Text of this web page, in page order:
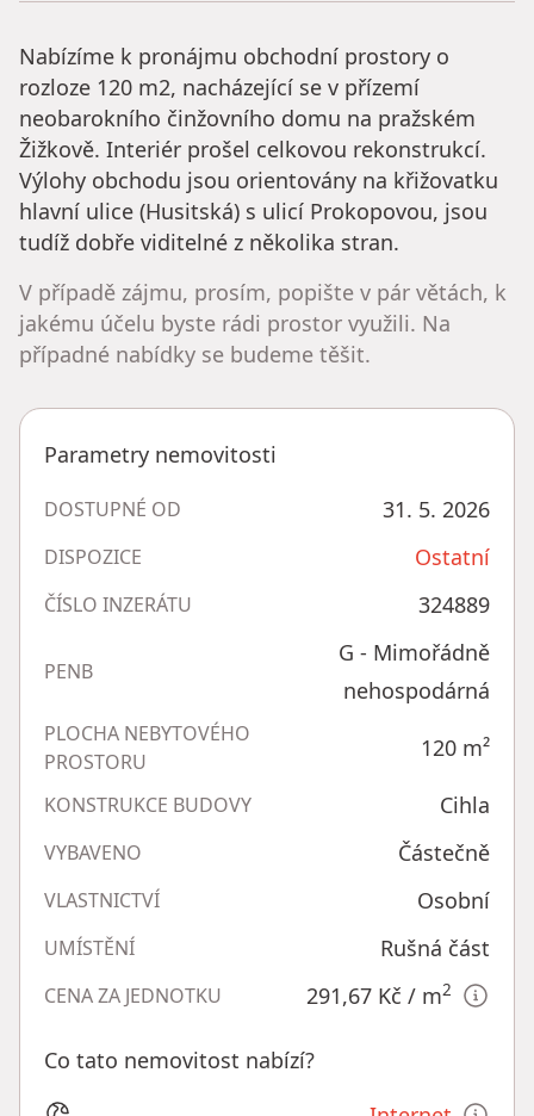
Nabízíme k pronájmu obchodní prostory o
rozloze 120 m2, nacházející se v přízemí
neobarokního činžovního domu na pražském
Žižkově. Interiér prošel celkovou rekonstrukcí.
Výlohy obchodu jsou orientovány na křižovatku
hlavní ulice (Husitská) s ulicí Prokopovou, jsou
tudíž dobře viditelné z několika stran.
V případě zájmu, prosím, popište v pár větách, k
jakému účelu byste rádi prostor využili. Na
případné nabídky se budeme těšit.
Parametry nemovitosti
DOSTUPNÉ OD 31. 5. 2026
DISPOZICE Ostatní
ČÍSLO INZERÁTU 324889
PENB
G - Mimořádně
nehospodárná
PLOCHA NEBYTOVÉHO
PROSTORU
120 m²
KONSTRUKCE BUDOVY Cihla
VYBAVENO Částečně
VLASTNICTVÍ Osobní
UMÍSTĚNÍ Rušná část
CENA ZA JEDNOTKU 291,67 Kč / m2
Co tato nemovitost nabízí?